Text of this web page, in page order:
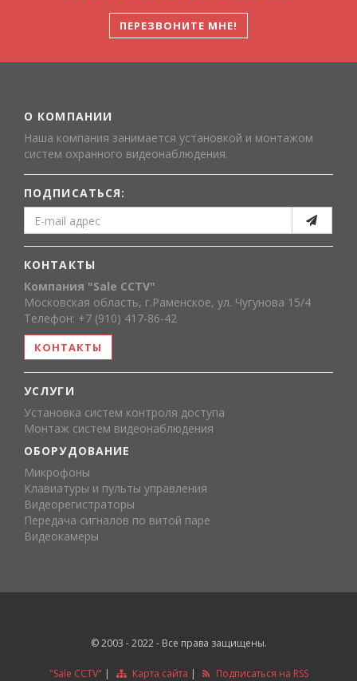
ПЕРЕЗВОНИТЕ МНЕ!
О КОМПАНИИ
Наша компания занимается установкой и монтажом
систем охранного видеонаблюдения.
ПОДПИСАТЬСЯ:
КОНТАКТЫ
Компания "Sale CCTV"
Московская область, г.Раменское, ул. Чугунова 15/4
Телефон: +7 (910) 417-86-42
КОНТАКТЫ
УСЛУГИ
Установка систем контроля доступа
Монтаж систем видеонаблюдения
ОБОРУДОВАНИЕ
Микрофоны
Клавиатуры и пульты управления
Видеорегистраторы
Передача сигналов по витой паре
Видеокамеры
© 2003 - 2022 - Все права защищены.
"Sale CCTV" | Карта сайта | Подписаться на RSS